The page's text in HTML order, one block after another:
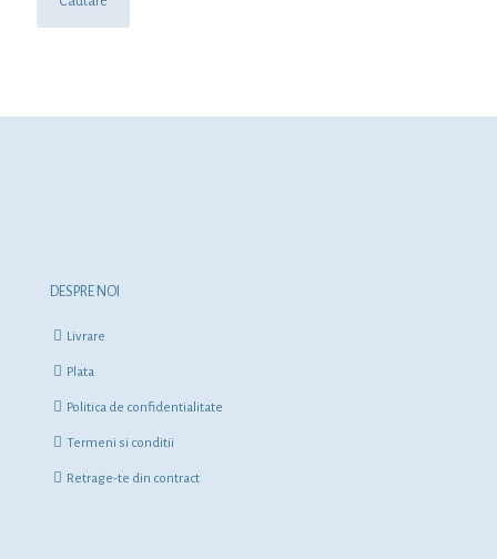
DESPRE NOI
Livrare
Plata
Politica de confidentialitate
Termeni si conditii
Retrage-te din contract